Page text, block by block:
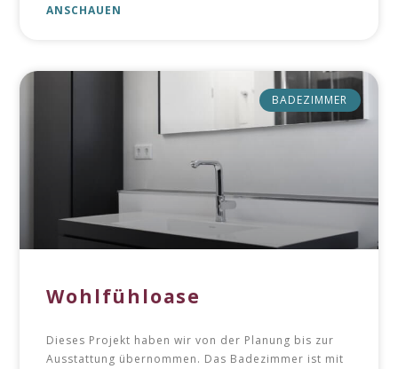
ANSCHAUEN
BADEZIMMER
Wohlfühloase
Dieses Projekt haben wir von der Planung bis zur
Ausstattung übernommen. Das Badezimmer ist mit